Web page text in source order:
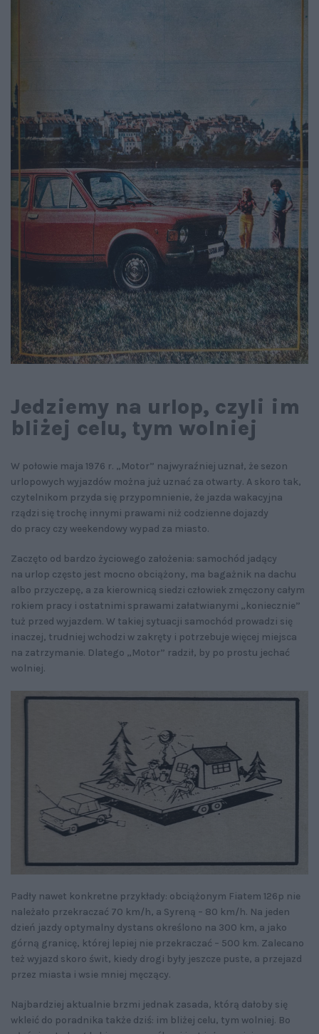
Jedziemy na urlop, czyli im
bliżej celu, tym wolniej
W połowie maja 1976 r. „Motor” najwyraźniej uznał, że sezon
urlopowych wyjazdów można już uznać za otwarty. A skoro tak,
czytelnikom przyda się przypomnienie, że jazda wakacyjna
rządzi się trochę innymi prawami niż codzienne dojazdy
do pracy czy weekendowy wypad za miasto.
Zaczęto od bardzo życiowego założenia: samochód jadący
na urlop często jest mocno obciążony, ma bagażnik na dachu
albo przyczepę, a za kierownicą siedzi człowiek zmęczony całym
rokiem pracy i ostatnimi sprawami załatwianymi „koniecznie”
tuż przed wyjazdem. W takiej sytuacji samochód prowadzi się
inaczej, trudniej wchodzi w zakręty i potrzebuje więcej miejsca
na zatrzymanie. Dlatego „Motor” radził, by po prostu jechać
wolniej.
Padły nawet konkretne przykłady: obciążonym Fiatem 126p nie
należało przekraczać 70 km/h, a Syreną – 80 km/h. Na jeden
dzień jazdy optymalny dystans określono na 300 km, a jako
górną granicę, której lepiej nie przekraczać – 500 km. Zalecano
też wyjazd skoro świt, kiedy drogi były jeszcze puste, a przejazd
przez miasta i wsie mniej męczący.
Najbardziej aktualnie brzmi jednak zasada, którą dałoby się
wkleić do poradnika także dziś: im bliżej celu, tym wolniej. Bo